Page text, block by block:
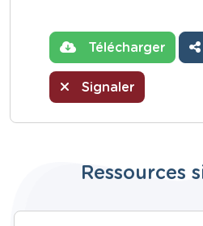
Télécharger
Signaler
Ressources